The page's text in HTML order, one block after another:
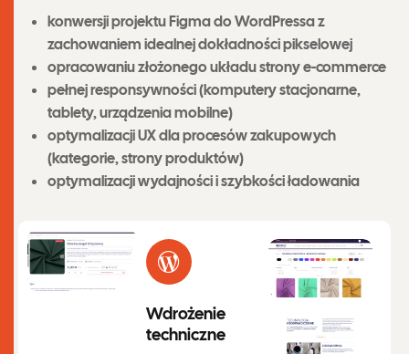
konwersji projektu Figma do WordPressa z
zachowaniem idealnej dokładności pikselowej
opracowaniu złożonego układu strony e-commerce
pełnej responsywności (komputery stacjonarne,
tablety, urządzenia mobilne)
optymalizacji UX dla procesów zakupowych
(kategorie, strony produktów)
optymalizacji wydajności i szybkości ładowania
Wdrożenie
techniczne